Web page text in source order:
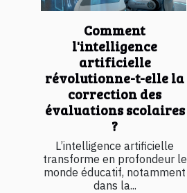
Comment
l'intelligence
artificielle
révolutionne-t-elle la
correction des
évaluations scolaires
?
L’intelligence artificielle
transforme en profondeur le
monde éducatif, notamment
dans la...